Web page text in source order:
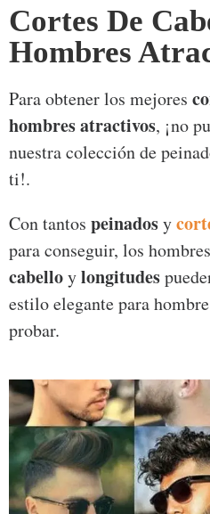
Cortes De
Hombres
Para obtener los mejores
hombres atractivos, ¡no
nuestra colección de
ti!.
Con tantos peinadosy
para conseguir, los
cabelloylongitudes
estilo elegante para
probar.